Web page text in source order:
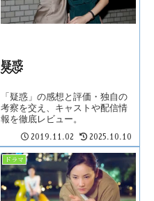
疑惑
「疑惑」の感想と評価・独自の
考察を交え、キャストや配信情
報を徹底レビュー。
2019.11.02 2025.10.10
ドラマ